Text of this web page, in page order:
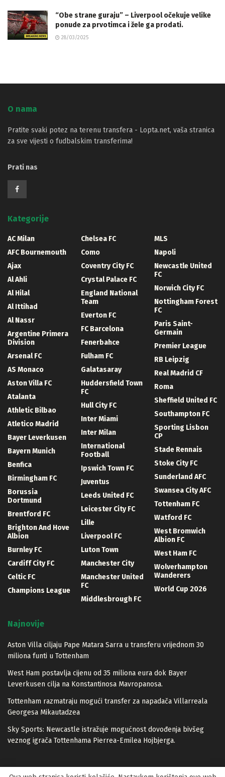
“Obe strane guraju” – Liverpool očekuje velike
ponude za prvotimca i žele ga prodati.
28/03/2025
O nama
Pratite svaki potez na terenu transfera - Lopta.net, vaša stranica
za sve vijesti o fudbalskim transferima!
Prati nas
Kategorije
AC Milan
AFC Bournemouth
Ajax
Al Ahli
Al Hilal
Al Ittihad
Al Nassr
Argentine Primera
Division
Arsenal FC
AS Monaco
Aston Villa FC
Atalanta
Athletic Bilbao
Atletico Madrid
Bayer Leverkusen
Bayern Munich
Benfica
Birmingham FC
Borussia
Dortmund
Brentford FC
Brighton And Hove
Albion
Burnley FC
Cardiff City FC
Celtic FC
Champions League
Chelsea FC
Como
Coventry City FC
Crystal Palace FC
England National
Team
Everton FC
FC Barcelona
Fenerbahce
Fulham FC
Galatasaray
Huddersfield Town
FC
Hull City FC
Inter Miami
Inter Milan
International
Football
Ipswich Town FC
Juventus
Leeds United FC
Leicester City FC
Lille
Liverpool FC
Luton Town
Manchester City
Manchester United
FC
Middlesbrough FC
MLS
Napoli
Newcastle United
FC
Norwich City FC
Nottingham Forest
FC
Paris Saint-
Germain
Premier League
RB Leipzig
Real Madrid CF
Roma
Sheffield United FC
Southampton FC
Sporting Lisbon
CP
Stade Rennais
Stoke City FC
Sunderland AFC
Swansea City AFC
Tottenham FC
Watford FC
West Bromwich
Albion FC
West Ham FC
Wolverhampton
Wanderers
World Cup 2026
Najnovije
Aston Villa ciljaju Pape Matara Sarra u transferu vrijednom 30
miliona funti u Tottenham
West Ham postavlja cijenu od 35 miliona eura dok Bayer
Leverkusen cilja na Konstantinosa Mavropanosa.
Tottenham razmatraju mogući transfer za napadača Villarreala
Georgesa Mikautadzea
Sky Sports: Newcastle istražuje mogućnost dovođenja bivšeg
veznog igrača Tottenhama Pierrea-Emilea Hojbjerga.